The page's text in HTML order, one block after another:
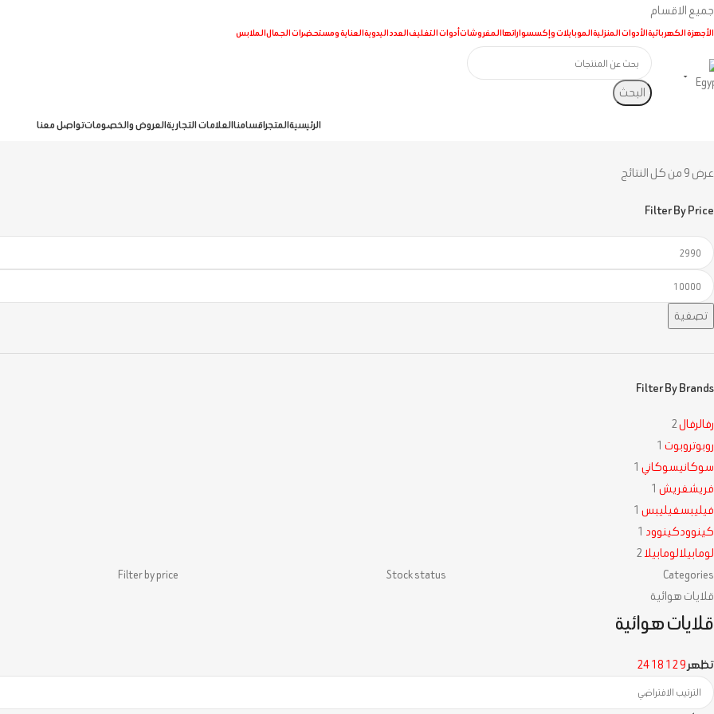
جميع الاقسام
الأجهزة الكهربائيةالأدوات المنزليةالموبايلات وإكسسواراتهاالمفروشاتأدوات التغليفالعدد اليدويةالعناية ومستحضرات الجمالالملابس
البحث
الرئيسيةالمتجراقسامناالعلامات التجاريةالعروض والخصوماتتواصل معنا
عرض ⁦9⁩ من كل النتائج
Filter By Price
تصفية
Filter By Brands
رفالرفال2
روبوتروبوت 1
سوكانيسوكاني 1
فريشفريش 1
فيليبسفيليبس 1
كينوودكينوود 1
لومابيلالومابيلا2
Categories
قلايات هوائية
Stock status
Filter by price
قلايات هوائية
تظهر 9
12
18
24